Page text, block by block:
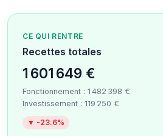
CE QUI RENTRE
Recettes totales
1 601 649 €
Fonctionnement : 1 482 398 €
Investissement : 119 250 €
▼ -23.6%